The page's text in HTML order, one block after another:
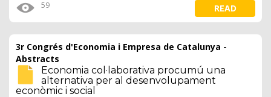
59 READ
3r Congrés d'Economia i Empresa de Catalunya -
Abstracts
Economia col·laborativa procumú una
alternativa per al desenvolupament
econòmic i social